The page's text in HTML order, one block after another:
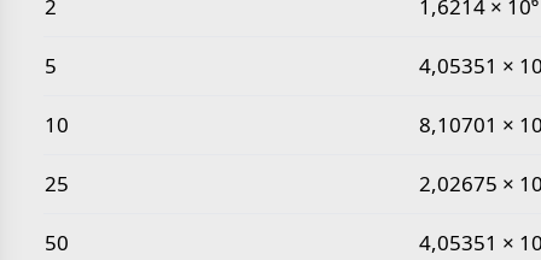
2 1,6214 × 10⁶
5 4,05351 ×
10 8,10701 ×
25 2,02675 ×
50 4,05351 ×